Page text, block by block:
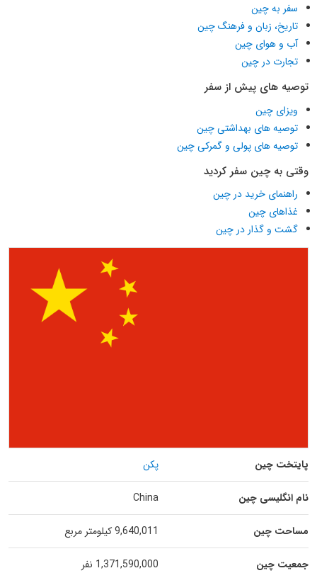
سفر به چین
تاریخ، زبان و فرهنگ چین
آب و هوای چین
تجارت در چین
توصیه های پیش از سفر
ویزای چین
توصیه های بهداشتی چین
توصیه های پولی و گمرکی چین
وقتی به چین سفر کردید
راهنمای خرید در چین
غذاهای چین
گشت و گذار در چین
پایتخت چین پکن
نام انگلیسی چین China
مساحت چین 9,640,011 کیلومتر مربع
جمعیت چین 1,371,590,000 نفر